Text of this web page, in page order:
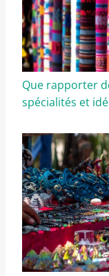
Que rapporter
spécialités et